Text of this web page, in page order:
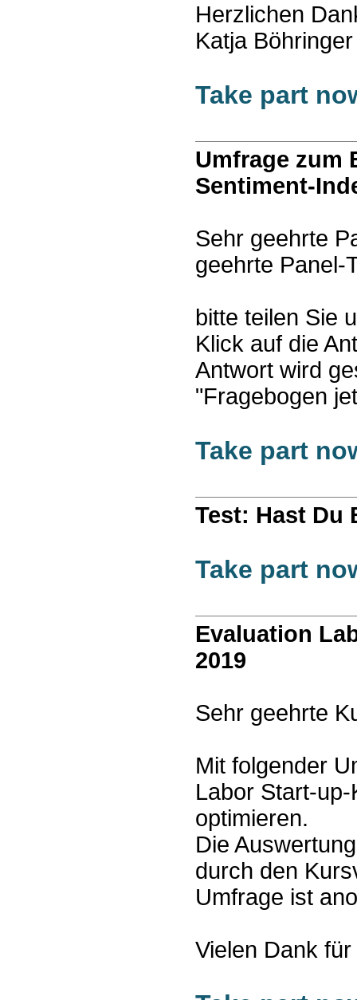
Herzlichen
Katja Böhringer
Take part
Umfrage zum
Sentiment-
Sehr geehrte
geehrte Panel-
bitte teilen Sie
Klick auf die
Antwort wird
"Fragebogen
Take part
Test: Hast Du
Take part
Evaluation
2019
Sehr geehrte
Mit folgender
Labor Start-
optimieren.
Die
durch den
Umfrage ist
Vielen Dank